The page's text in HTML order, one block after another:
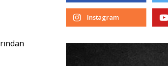
Instagram